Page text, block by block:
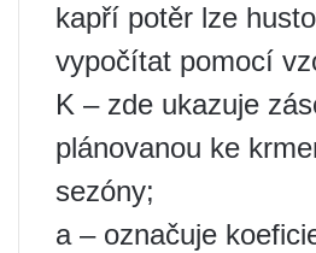
kapří potěr lze
vypočítat pomocí
K – zde ukazuje
plánovanou ke
sezóny;
a – označuje